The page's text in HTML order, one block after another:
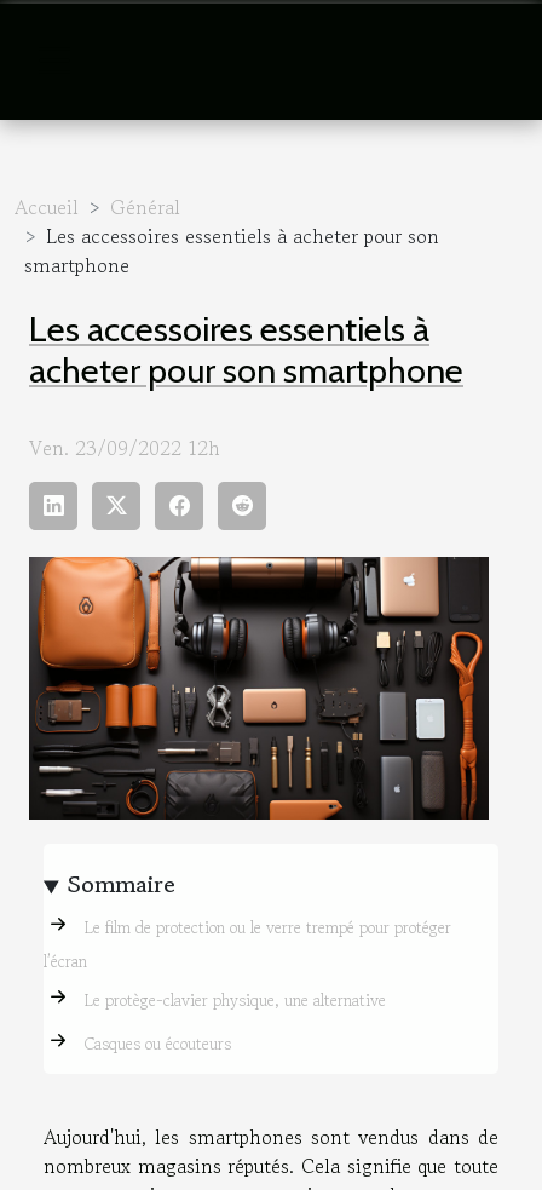
Accueil
Général
Les accessoires essentiels à acheter pour son
smartphone
Les accessoires essentiels à
acheter pour son smartphone
Ven. 23/09/2022 12h
Sommaire
Le film de protection ou le verre trempé pour protéger
l’écran
Le protège-clavier physique, une alternative
Casques ou écouteurs
Aujourd'hui, les smartphones sont vendus dans de
nombreux magasins réputés. Cela signifie que toute